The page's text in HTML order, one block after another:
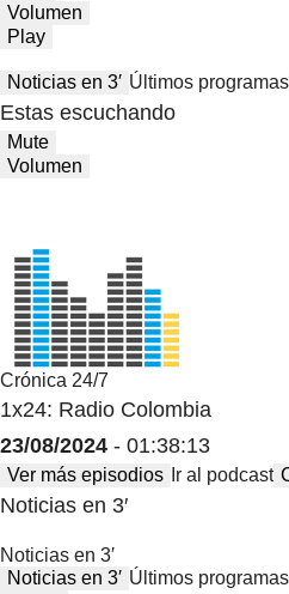
Volumen
Play
Noticias en 3′ Últimos programas
Estas escuchando
Mute
Volumen
Crónica 24/7
1x24: Radio Colombia
23/08/2024 - 01:38:13
Ver más episodios Ir al podcast
Noticias en 3′
Noticias en 3′
Noticias en 3′ Últimos programas